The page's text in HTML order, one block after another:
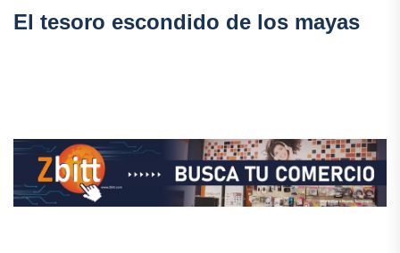
El tesoro escondido de los mayas